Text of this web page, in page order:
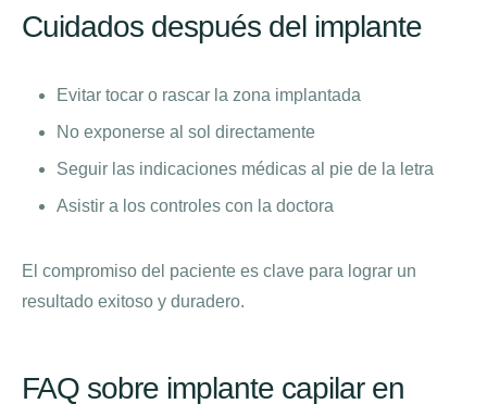
Cuidados después del implante
Evitar tocar o rascar la zona implantada
No exponerse al sol directamente
Seguir las indicaciones médicas al pie de la letra
Asistir a los controles con la doctora
El compromiso del paciente es clave para lograr un
resultado exitoso y duradero.
FAQ sobre implante capilar en